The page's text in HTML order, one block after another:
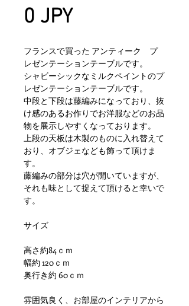
0 JPYPrix
フランスで買った アンティーク プ
レゼンテーションテーブルです。
シャビーシックなミルクペイントのプ
レゼンテーションテーブルです。
中段と下段は藤編みになっており、抜
け感のあるお作りでお洋服などのお品
物を展示しやすくなっております。
上段の天板は木製のものに入れ替えて
おり、オブジェなども飾って頂けま
す。
藤編みの部分は穴が開いていますが、
それも味として捉えて頂けると幸いで
す。
サイズ
高さ約84ｃｍ
幅約 120ｃｍ
奥行き約 60ｃｍ
雰囲気良く、お部屋のインテリアから